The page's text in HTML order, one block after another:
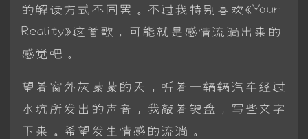
的解读方式不同罢。不过我特别喜欢《Your
Reality》这首歌，可能就是感情流淌出来的
感觉吧。
望着窗外灰蒙蒙的天，听着一辆辆汽车经过
水坑所发出的声音，我敲着键盘，写些文字
下来。希望发生情感的流淌。